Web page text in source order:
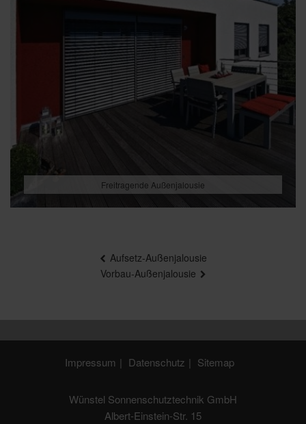
Freitragende Außenjalousie
Aufsetz-Außenjalousie
Vorbau-Außenjalousie
Impressum Datenschutz Sitemap
Wünstel Sonnenschutztechnik GmbH
Albert-Einstein-Str. 15